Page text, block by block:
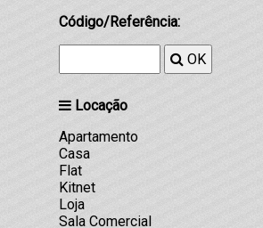
Código/Referência:
OK
Locação
Apartamento
Casa
Flat
Kitnet
Loja
Sala Comercial